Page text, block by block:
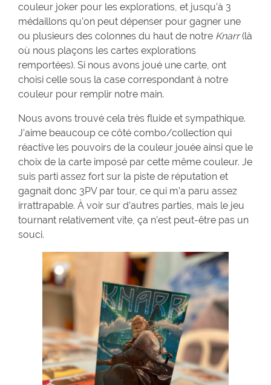
couleur joker pour les explorations, et jusqu’à 3
médaillons qu’on peut dépenser pour gagner une
ou plusieurs des colonnes du haut de notre Knarr(là
où nous plaçons les cartes explorations
remportées). Si nous avons joué une carte, ont
choisi celle sous la case correspondant à notre
couleur pour remplir notre main.
Nous avons trouvé cela très fluide et sympathique.
J’aime beaucoup ce côté combo/collection qui
réactive les pouvoirs de la couleur jouée ainsi que le
choix de la carte imposé par cette même couleur. Je
suis parti assez fort sur la piste de réputation et
gagnait donc 3PV par tour, ce qui m’a paru assez
irrattrapable. À voir sur d’autres parties, mais le jeu
tournant relativement vite, ça n’est peut-être pas un
souci.